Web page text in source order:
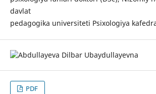
davlat
pedagogika universiteti Psixologiya
PDF